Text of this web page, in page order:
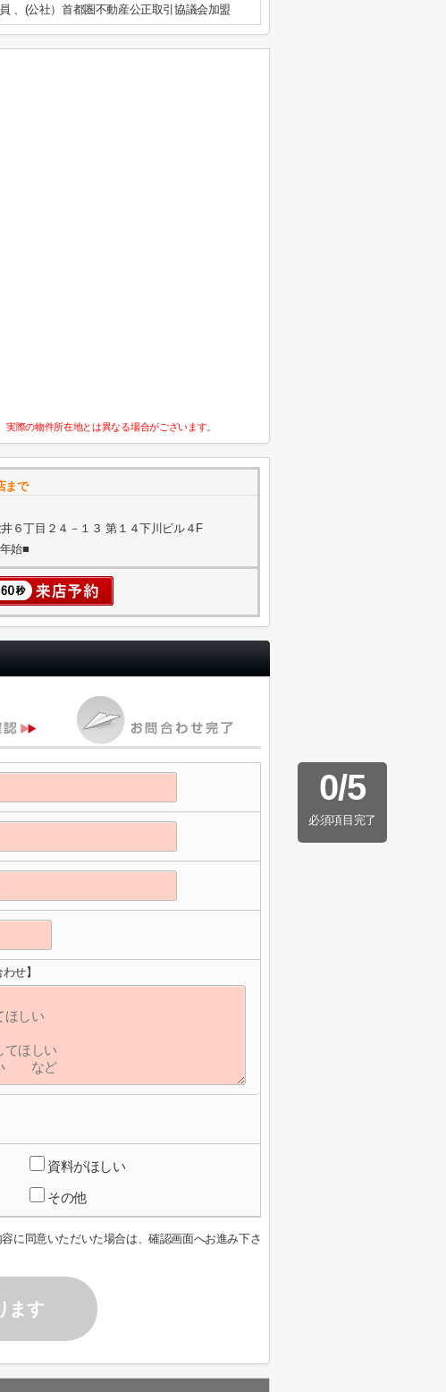
、(公社）首都圏不動産公正取引協議会加盟
際の物件所在地とは異なる場合がございます。
まで
６丁目２４－１３ 第１４下川ビル４F
始■
0/5
必須項目完了
せ】
資料がほしい
その他
に同意いただいた場合は、確認画面へお進み下さ
ます